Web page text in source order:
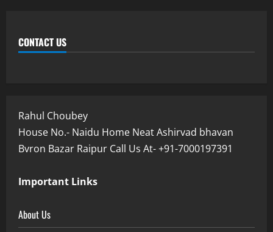
CONTACT US
Rahul Choubey
House No.- Naidu Home Neat Ashirvad bhavan
Bvron Bazar Raipur Call Us At- +91-7000197391
Important Links
About Us